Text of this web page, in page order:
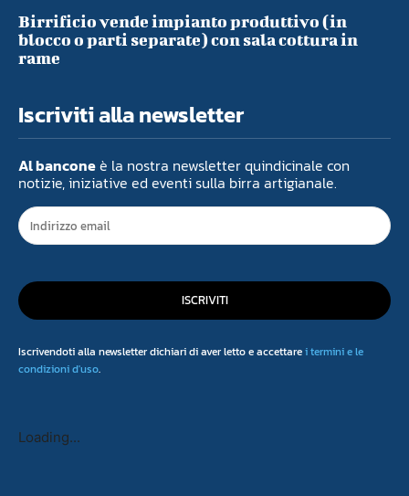
Birrificio vende impianto produttivo (in
blocco o parti separate) con sala cottura in
rame
Iscriviti alla newsletter
Al banconeè la nostra newsletter quindicinale con
notizie, iniziative ed eventi sulla birra artigianale.
ISCRIVITI
Iscrivendoti alla newsletter dichiari di aver letto e accettarei termini e le
condizioni d'uso.
Loading...